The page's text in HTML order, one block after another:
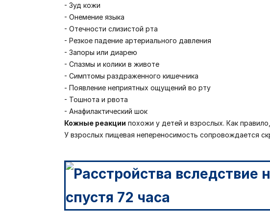
- Зуд кожи
- Онемение языка
- Отечности слизистой рта
- Резкое падение артериального давления
- Запоры или диарею
- Спазмы и колики в животе
- Симптомы раздраженного кишечника
- Появление неприятных ощущений во рту
- Тошнота и рвота
- Анафилактический шок
Кожные реакции похожи у детей и взрослых. Как
У взрослых пищевая непереносимость сопровождается